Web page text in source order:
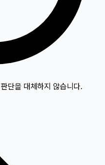
단을 대체하지 않습니다.